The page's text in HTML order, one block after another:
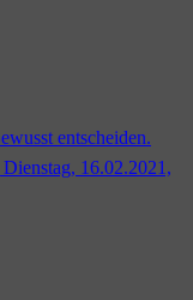
entscheiden.
16.02.2021,